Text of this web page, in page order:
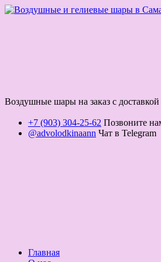
Воздушные шары на заказ с
+7 (903) 304-25-62 Позвоните
@advolodkinaann Чат в Telegram
Главная